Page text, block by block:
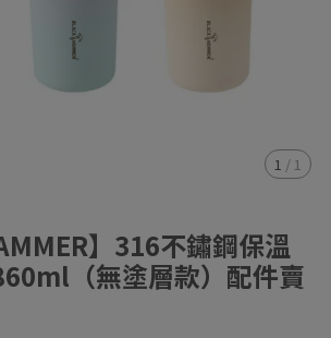
1 / 1
】316不鏽鋼保溫
（無塗層款）配件賣